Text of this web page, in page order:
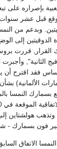
بإصراره على
قبل عشر
وبدعم من
الدوقيتين إلى
قررت
الثانية", وأجبرت
فقد اقترح أن
الألمانية)
بسمارك النمسا
هولشتاين
فون بسمارك -
1866 خالفت النمسا